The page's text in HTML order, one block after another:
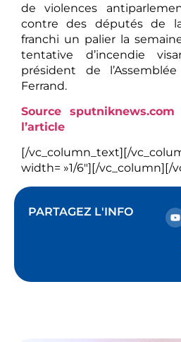
de violences
contre des députés de
franchi un palier la
tentative d’incendie
président de
Ferrand.
Source
l’article
[/vc_column_text][/
width= »1/6″][/vc_column][/
PARTAGEZ L'INFO